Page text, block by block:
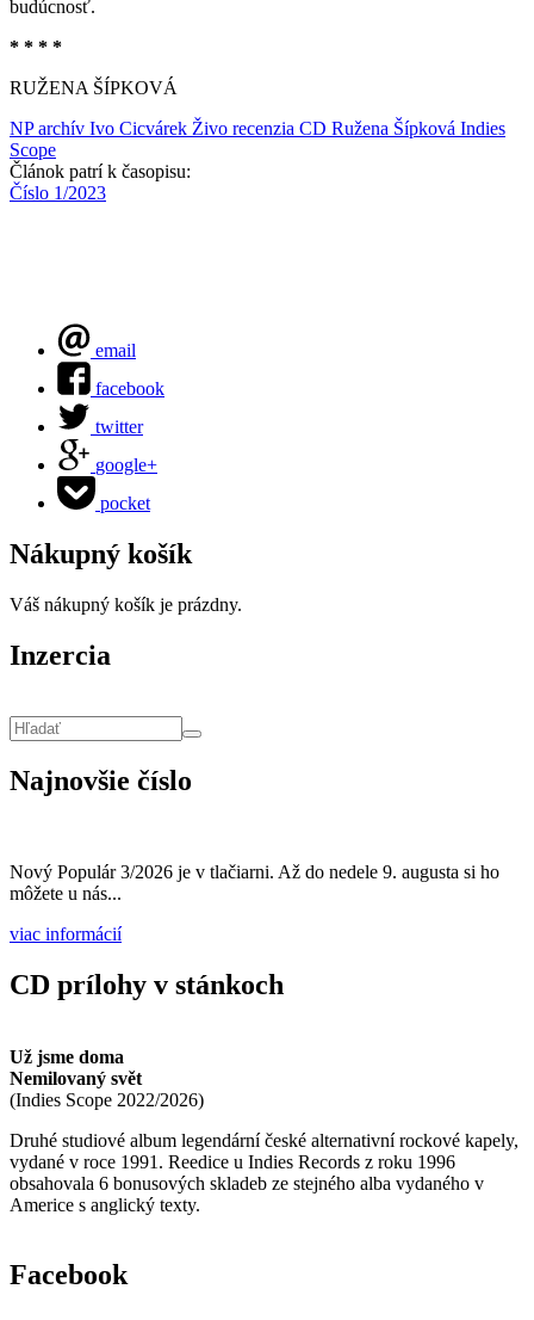
budúcnosť.
* * * *
RUŽENA ŠÍPKOVÁ
NP archív Ivo Cicvárek Živo recenzia CD Ružena Šípková Indies
Scope
Článok patrí k časopisu:
Číslo 1/2023
email
facebook
twitter
google+
pocket
Nákupný košík
Váš nákupný košík je prázdny.
Inzercia
Najnovšie číslo
Nový Populár 3/2026 je v tlačiarni. Až do nedele 9. augusta si ho
môžete u nás...
viac informácií
CD prílohy v stánkoch
Už jsme doma
Nemilovaný svět
(Indies Scope 2022/2026)
Druhé studiové album legendární české alternativní rockové kapely,
vydané v roce 1991. Reedice u Indies Records z roku 1996
obsahovala 6 bonusových skladeb ze stejného alba vydaného v
Americe s anglický texty.
Facebook